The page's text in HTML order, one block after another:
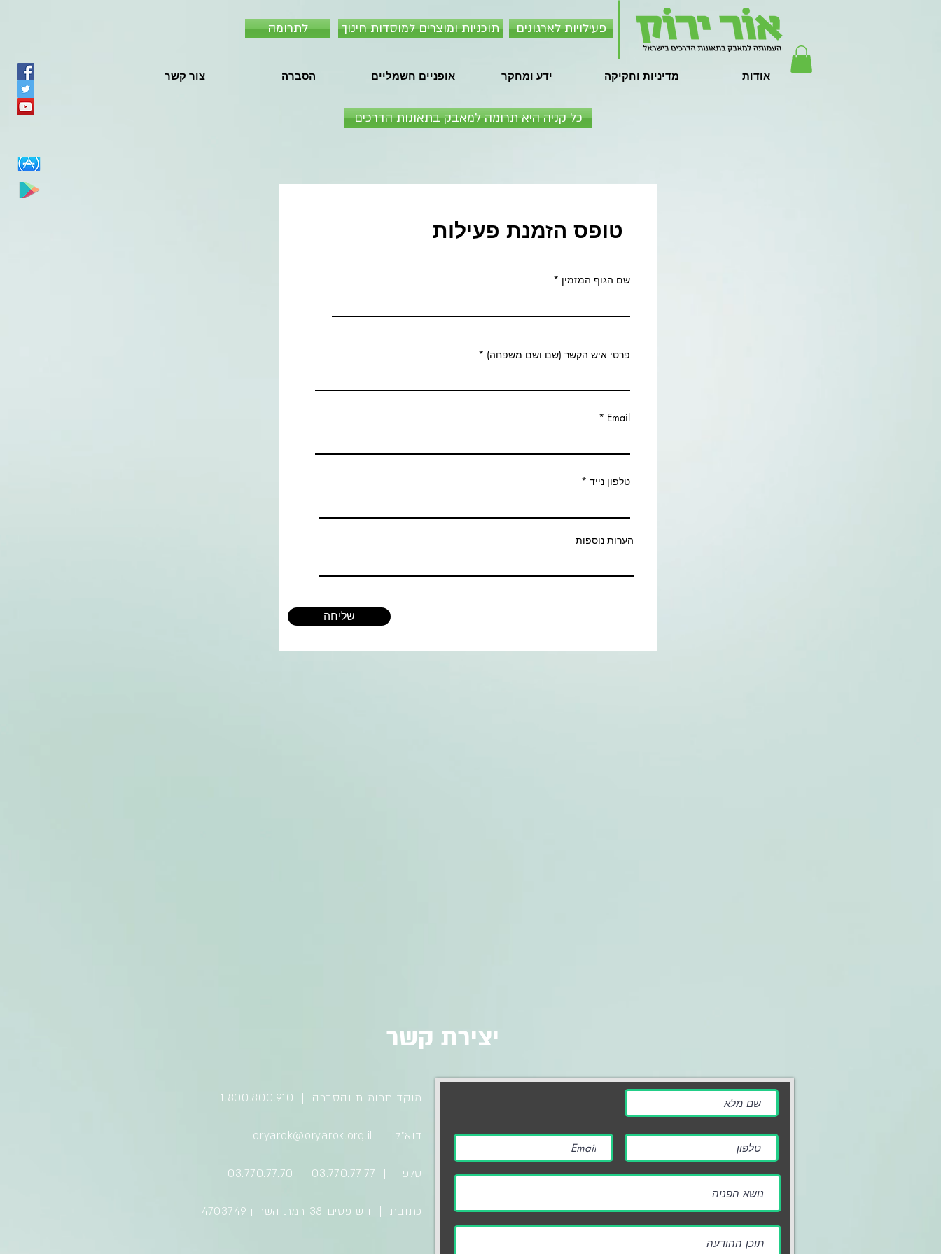
לתרומה תוכניות ומוצרים למוסדות חינוך פעילויות לארגונים
אודות מדיניות וחקיקה ידע ומחקר אופניים חשמליים הסברה צור קשר
כל קניה היא תרומה למאבק בתאונות הדרכים
טופס הזמנת פעילות
שם הגוף המזמין
פרטי איש הקשר (שם ושם משפחה)
Email
טלפון נייד
הערות נוספות
שליחה
יצירת קשר
מוקד תרומות והסברה | 1.800.800.910
דוא״ל | oryarok@oryarok.org.il
טלפון | 03.770.77.77 | 03.770.77.70
כתובת | השופטים 38 רמת השרון 4703749